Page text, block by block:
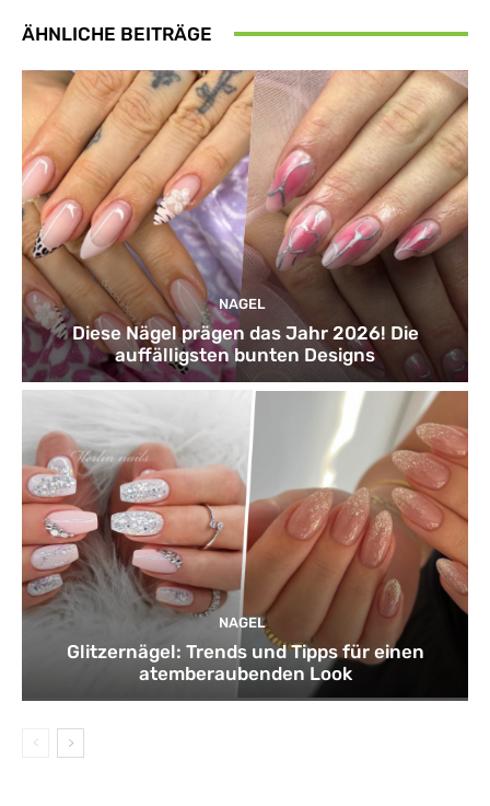
ÄHNLICHE BEITRÄGE
NAGEL
Diese Nägel prägen das Jahr 2026! Die
auffälligsten bunten Designs
NAGEL
Glitzernägel: Trends und Tipps für einen
atemberaubenden Look